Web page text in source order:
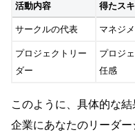
活動内容 得たス
サークルの代表 マネジ
プロジェクトリー
ダー
プロジ
任感
このように、具体的な
企業にあなたのリーダ